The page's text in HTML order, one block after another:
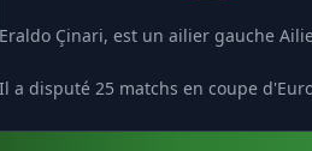
Eraldo Çinari, est un ailier gauche
Il a disputé 25 matchs en coupe